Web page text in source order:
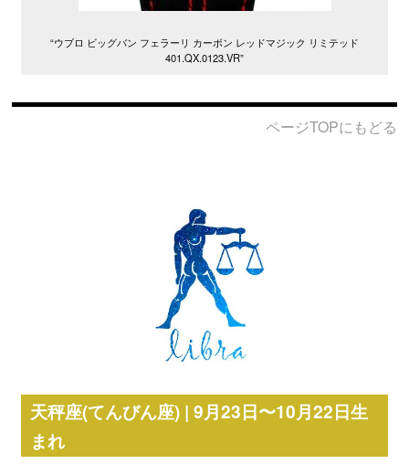
“ウブロ ビッグバン フェラーリ カーボン レッドマジック リミテッド
401.QX.0123.VR”
ページTOPにもどる
天秤座(てんびん座) | 9月23日〜10月22日生
まれ